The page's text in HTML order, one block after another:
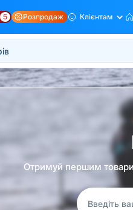
5 Розпродаж Клієнтам
Отримуй першим товари